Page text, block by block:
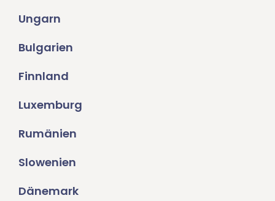
Ungarn
Bulgarien
Finnland
Luxemburg
Rumänien
Slowenien
Dänemark